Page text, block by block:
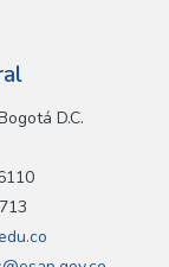
D.C.